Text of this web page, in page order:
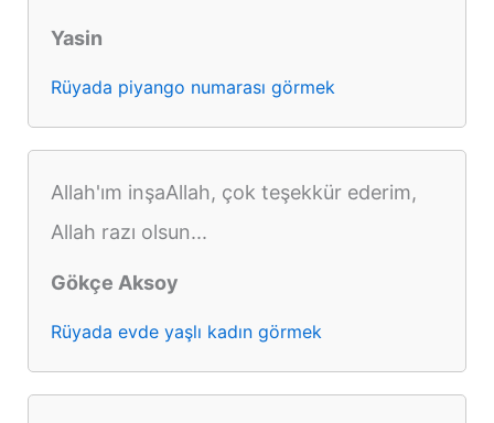
Yasin
Rüyada piyango numarası görmek
Allah'ım inşaAllah, çok teşekkür ederim,
Allah razı olsun...
Gökçe Aksoy
Rüyada evde yaşlı kadın görmek